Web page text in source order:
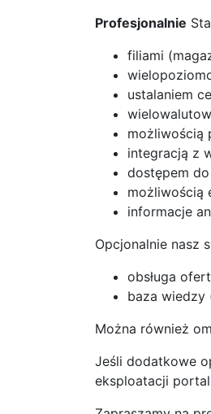
Profesjonalnie
filiami
ustalaniem
możliwością
integracją z
dostępem
możliwością
informacje
Opcjonalnie nasz
obsługa
baza wiedzy
Można również
Jeśli dodatkowe
eksploatacji